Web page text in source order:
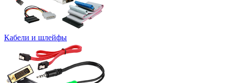
Кабели и шлейфы